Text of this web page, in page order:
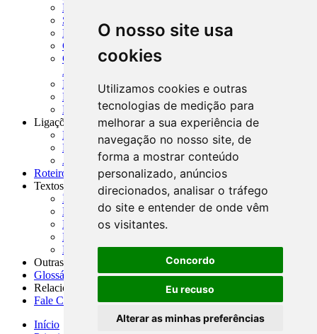
O nosso site usa
cookies
Utilizamos cookies e outras
tecnologias de medição para
melhorar a sua experiência de
navegação no nosso site, de
forma a mostrar conteúdo
personalizado, anúncios
direcionados, analisar o tráfego
do site e entender de onde vêm
os visitantes.
Concordo
Eu recuso
Alterar as minhas preferências
MCR - Manual de Crédito Rural
SISORF - Manual de Organização do SFN
MASUP - Manual de Supervisão Bancária
CADOC - Catálogo de Documentos
CNAE-CONCLA - Classificação Nacional de
Atividades Econômicas
PMF - Cartilhas do BCB
Manuais Auxiliares do BCB e Cosif-e
Resenhas Diárias Governamentais
Ligações Externas
Links Úteis
Presidência da República
Agências Nacionais Reguladoras
Roteiros para Estudos
Textos
Índice de Textos
Editorial
Monografias
Na Imprensa
Fórum de Discussão
Outras ferramentas
Glossário
Relacionamento
Fale Conosco
Início